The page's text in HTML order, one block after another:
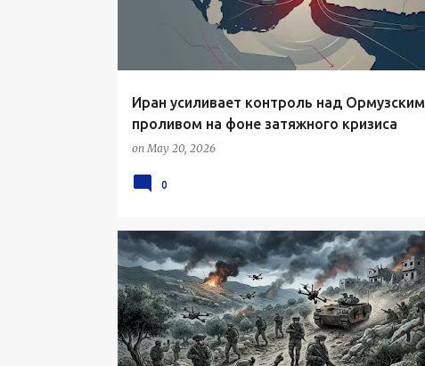
Иран усиливает контроль над Ормузским
проливом на фоне затяжного кризиса
onMay 20, 2026
0